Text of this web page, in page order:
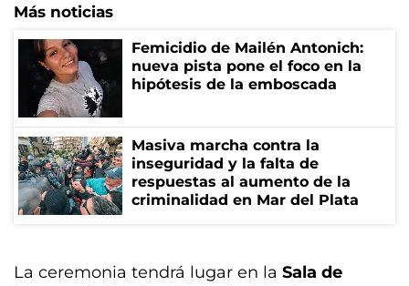
Más noticias
Femicidio de Mailén Antonich:
nueva pista pone el foco en la
hipótesis de la emboscada
Masiva marcha contra la
inseguridad y la falta de
respuestas al aumento de la
criminalidad en Mar del Plata
La ceremonia tendrá lugar en la Sala de